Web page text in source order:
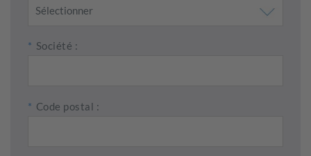
* Société :
* Code postal :